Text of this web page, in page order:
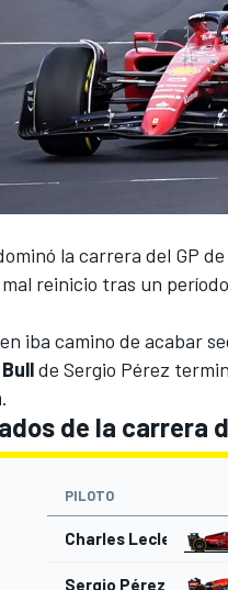
la carrera del GP
reinicio tras un
iba camino de acabar
de Sergio Pérez
.
de la carrera
PILOTO
Charles Leclerc
Sergio Pérez